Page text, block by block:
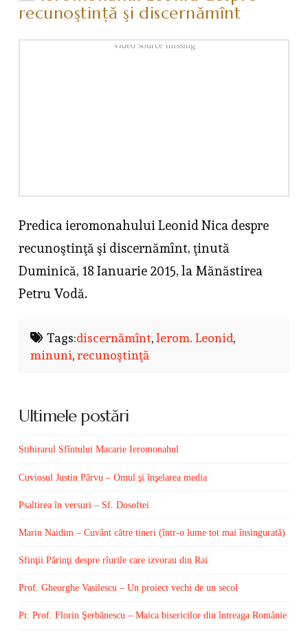
recunoştinţă şi discernămînt
Video source missing
Predica ieromonahului Leonid Nica despre
recunoştinţă şi discernămînt, ţinută
Duminică, 18 Ianuarie 2015, la Mănăstirea
Petru Vodă.
Tags:discernămînt,Ierom. Leonid,
minuni,recunoştinţă
Ultimele postări
Stihirarul Sfîntului Macarie Ieromonahul
Cuviosul Justin Pârvu – Omul şi înşelarea media
Psaltirea în versuri – Sf. Dosoftei
Marin Naidim – Cuvânt către tineri (într-o lume tot mai însingurată)
Sfinţii Părinţi despre rîurile care izvorau din Rai
Prof. Gheorghe Vasilescu – Un proiect vechi de un secol
Pr. Prof. Florin Şerbănescu – Maica bisericilor din întreaga Românie